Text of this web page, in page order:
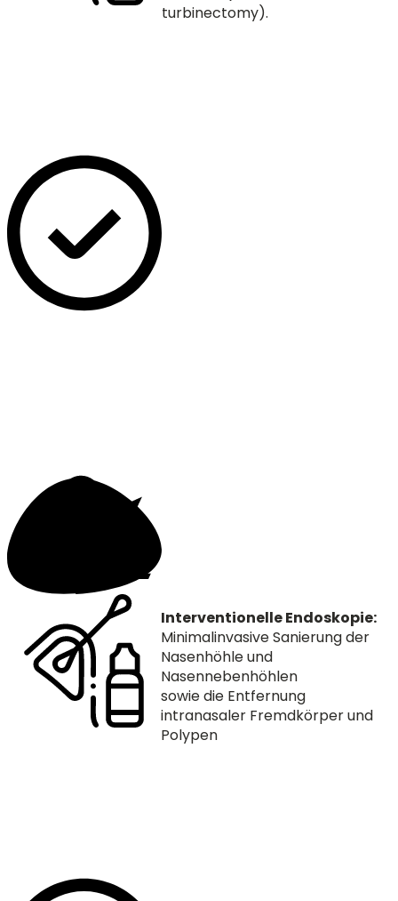
turbinectomy).
Interventionelle Endoskopie:
Minimalinvasive Sanierung der
Nasenhöhle und
Nasennebenhöhlen
sowie die Entfernung
intranasaler Fremdkörper und
Polypen